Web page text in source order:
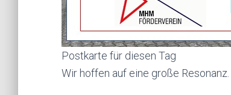
Postkarte für diesen Tag
Wir hoffen auf eine große Resonanz.